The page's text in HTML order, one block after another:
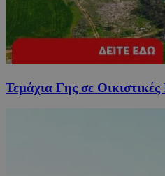
Τεμάχια Γης σε Οικιστικές